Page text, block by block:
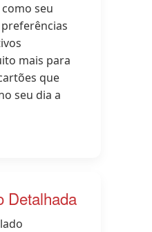
seu
mais para
que
seu dia a
Detalhada